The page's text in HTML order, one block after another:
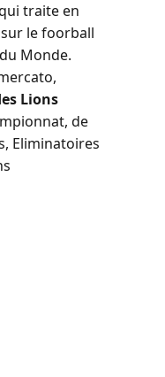
traite en
le foorball
Monde.
Lions
de
Eliminatoires